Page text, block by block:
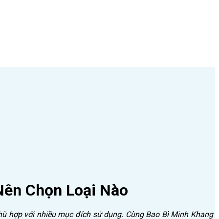
Chọn Loại Nào
với nhiều mục đích sử dụng. Cùng Bao Bì Minh Khang